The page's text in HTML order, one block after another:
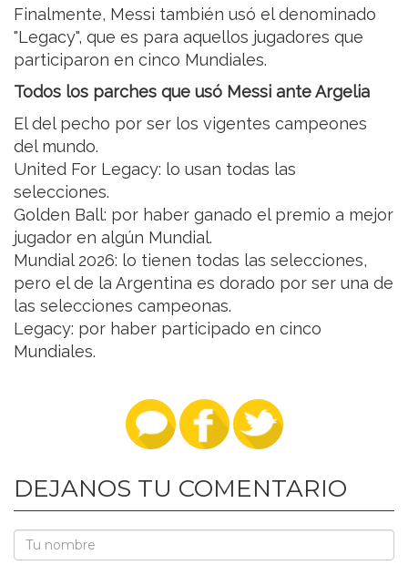
Finalmente, Messi también usó el denominado
"Legacy", que es para aquellos jugadores que
participaron en cinco Mundiales.
Todos los parches que usó Messi ante Argelia
El del pecho por ser los vigentes campeones
del mundo.
United For Legacy: lo usan todas las
selecciones.
Golden Ball: por haber ganado el premio a mejor
jugador en algún Mundial.
Mundial 2026: lo tienen todas las selecciones,
pero el de la Argentina es dorado por ser una de
las selecciones campeonas.
Legacy: por haber participado en cinco
Mundiales.
DEJANOS TU COMENTARIO